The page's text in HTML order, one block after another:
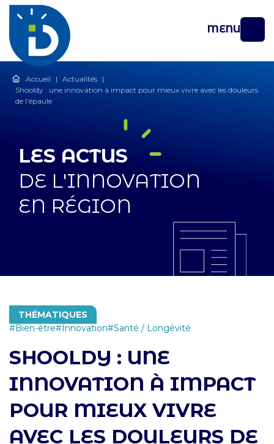
MENU
Accueil | Actualités |
Shooldy : une innovation à impact pour mieux vivre avec les douleurs
de l’épaule
LES ACTUS
DE L'INNOVATION
EN RÉGION
THÉMATIQUES
Bien-être
Innovation Santé / Longévité
SHOOLDY : UNE
INNOVATION À IMPACT
POUR MIEUX VIVRE
AVEC LES DOULEURS DE